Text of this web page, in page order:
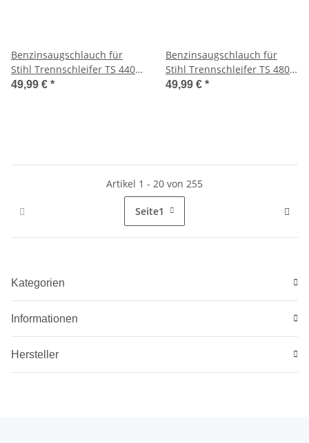
Benzinsaugschlauch für
Stihl Trennschleifer TS 440-
A
49,99 € *
Benzinsaugschlauch für
Stihl Trennschleifer TS 480
i/TS 500 i
49,99 € *
Artikel 1 - 20 von 255
Seite1
Kategorien
Informationen
Hersteller